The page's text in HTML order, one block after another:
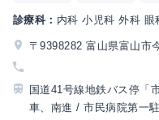
診療科： 内科 小児科 外科 眼
〒9398282 富山県富山市
国道41号線地鉄バス停「
車、南進 / 市民病院第一